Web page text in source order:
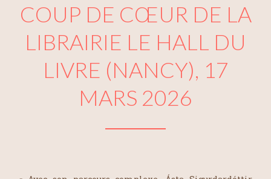
COUP DE CŒUR DE LA
LIBRAIRIE LE HALL DU
LIVRE (NANCY), 17
MARS 2026